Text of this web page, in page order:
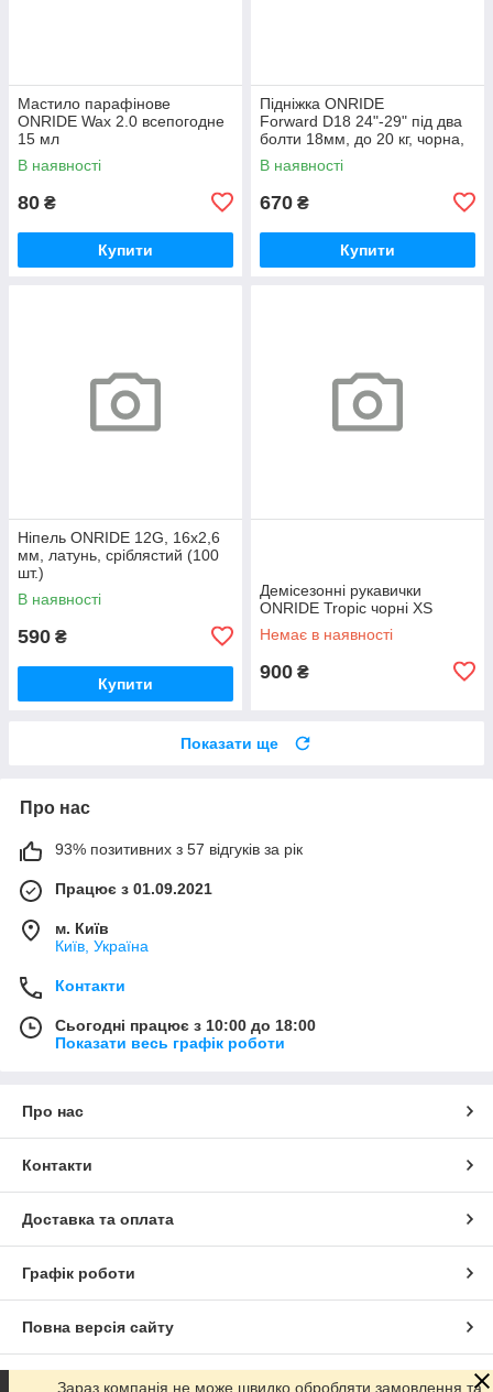
Мастило парафінове
ONRIDE Wax 2.0 всепогодне
15 мл
В наявності
80 ₴
Купити
Підніжка ONRIDE
Forward D18 24"-29" під два
болти 18мм, до 20 кг, чорна,
polybag
В наявності
670 ₴
Купити
Ніпель ONRIDE 12G, 16x2,6
мм, латунь, сріблястий (100
шт.)
В наявності
590 ₴
Купити
Демісезонні рукавички
ONRIDE Tropic чорні XS
Немає в наявності
900 ₴
Показати ще
Про нас
93% позитивних з 57 відгуків за рік
Працює з 01.09.2021
м. Київ
Київ, Україна
Контакти
Сьогодні працює з 10:00 до 18:00
Показати весь графік роботи
Про нас
Контакти
Доставка та оплата
Графік роботи
Повна версія сайту
Сайт створено на маркетплейсі Prom.ua
Зараз компанія не може швидко обробляти замовлення та